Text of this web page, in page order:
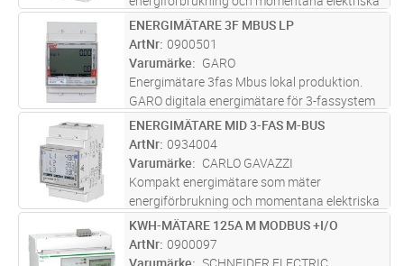
variabler. Kommunikation med pulser, M-Bus
eller Modbus.
ST Lägg i kundvagn
ENERGIMÄTARE 3F MBUS LP
ArtNr 0900501
Varumärke
GARO
Energimätare 3fas Mbus lokal produktion.
GARO digitala energimätare för 3-fassystem
är endast 3 moduler breda och därmed
mycket lättplacerade i alla typer av elcentraler
som har DIN-montage. På disp
ST Lägg i kundvagn
ENERGIMÄTARE MID 3-FAS M-BUS
ArtNr 0934004
Varumärke
CARLO GAVAZZI
Kompakt energimätare som mäter
energiförbrukning och momentana elektriska
variabler. Kommunikation med pulser, M-Bus
eller Modbus.
ST Lägg i kundvagn
KWH-MÄTARE 125A M MODBUS +I/O
ArtNr 0900097